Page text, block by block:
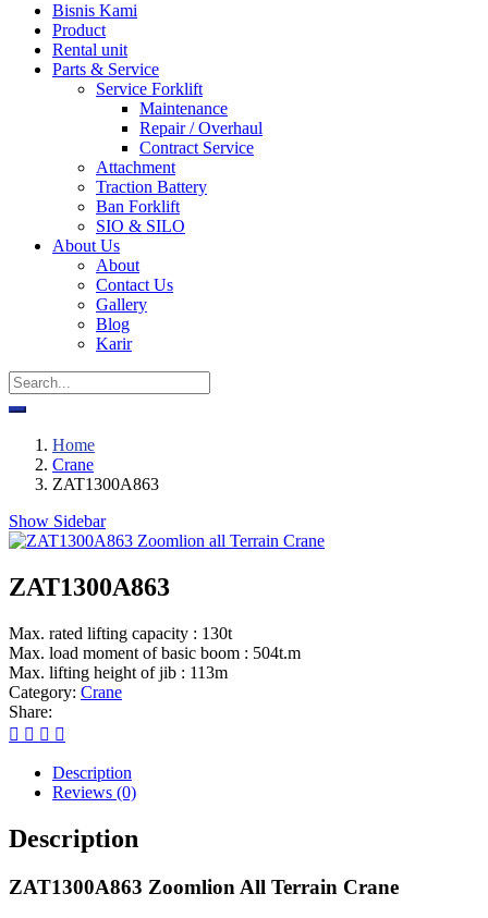
Bisnis Kami
Product
Rental unit
Parts & Service
Service Forklift
Maintenance
Repair / Overhaul
Contract Service
Attachment
Traction Battery
Ban Forklift
SIO & SILO
About Us
About
Contact Us
Gallery
Blog
Karir
Home
Crane
ZAT1300A863
Show Sidebar
ZAT1300A863
Max. rated lifting capacity : 130t
Max. load moment of basic boom : 504t.m
Max. lifting height of jib : 113m
Category: Crane
Share:
Description
Reviews (0)
Description
ZAT1300A863 Zoomlion All Terrain Crane